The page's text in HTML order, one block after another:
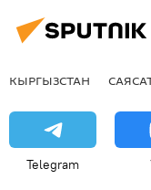
КЫРГЫЗСТАН
Telegram